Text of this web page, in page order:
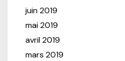
juin 2019
mai 2019
avril 2019
mars 2019